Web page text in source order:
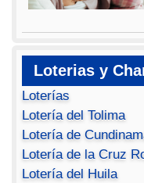
Loterias y
Loterías
Lotería del Tolima
Lotería de
Lotería de la Cruz
Lotería del Huila